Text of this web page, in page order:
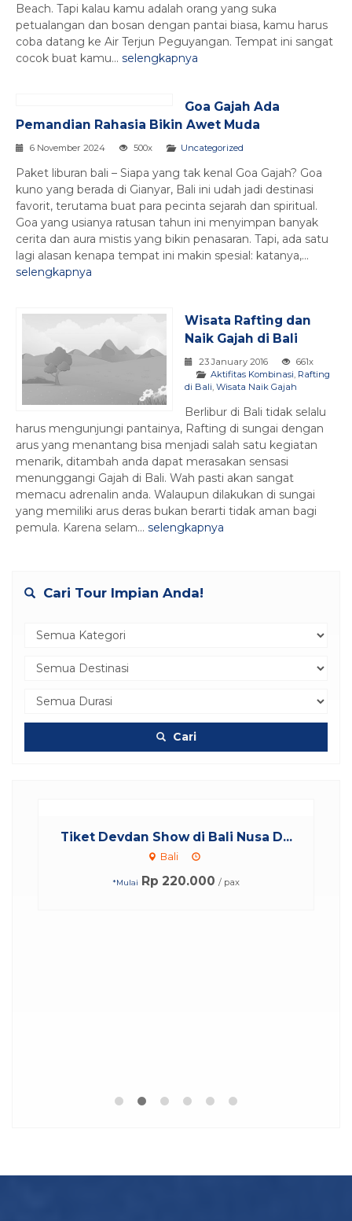
Beach. Tapi kalau kamu adalah orang yang suka
petualangan dan bosan dengan pantai biasa, kamu harus
coba datang ke Air Terjun Peguyangan. Tempat ini sangat
cocok buat kamu... selengkapnya
Goa Gajah Ada
Pemandian Rahasia Bikin Awet Muda
6 November 2024 500x Uncategorized
Paket liburan bali – Siapa yang tak kenal Goa Gajah? Goa
kuno yang berada di Gianyar, Bali ini udah jadi destinasi
favorit, terutama buat para pecinta sejarah dan spiritual.
Goa yang usianya ratusan tahun ini menyimpan banyak
cerita dan aura mistis yang bikin penasaran. Tapi, ada satu
lagi alasan kenapa tempat ini makin spesial: katanya,...
selengkapnya
Wisata Rafting dan
Naik Gajah di Bali
23 January 2016
661x
Aktifitas Kombinasi, Rafting
di Bali, Wisata Naik Gajah
Berlibur di Bali tidak selalu
harus mengunjungi pantainya, Rafting di sungai dengan
arus yang menantang bisa menjadi salah satu kegiatan
menarik, ditambah anda dapat merasakan sensasi
menunggangi Gajah di Bali. Wah pasti akan sangat
memacu adrenalin anda. Walaupun dilakukan di sungai
yang memiliki arus deras bukan berarti tidak aman bagi
pemula. Karena selam... selengkapnya
Cari Tour Impian Anda!
Cari
Tiket Devdan Show di Bali Nusa D...
Bali
*Mulai Rp 220.000 / pax